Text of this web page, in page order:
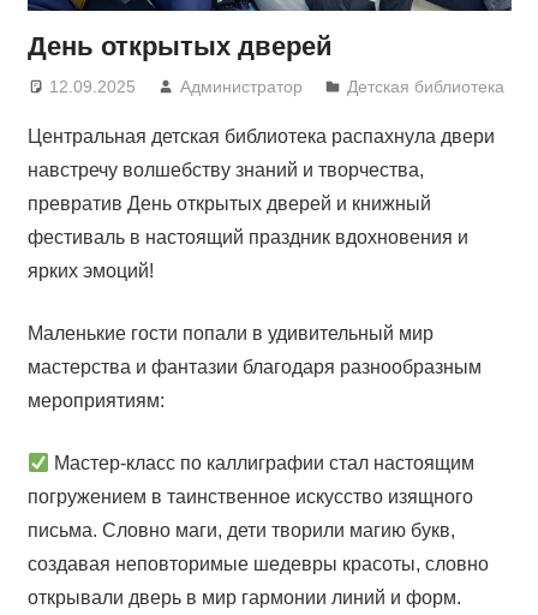
День открытых дверей
12.09.2025 Администратор Детская библиотека
Центральная детская библиотека распахнула двери
навстречу волшебству знаний и творчества,
превратив День открытых дверей и книжный
фестиваль в настоящий праздник вдохновения и
ярких эмоций!
Маленькие гости попали в удивительный мир
мастерства и фантазии благодаря разнообразным
мероприятиям:
Мастер-класс по каллиграфии стал настоящим
погружением в таинственное искусство изящного
письма. Словно маги, дети творили магию букв,
создавая неповторимые шедевры красоты, словно
открывали дверь в мир гармонии линий и форм.